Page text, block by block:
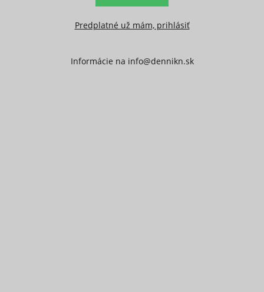
Predplatné už mám, prihlásiť
Informácie na info@dennikn.sk